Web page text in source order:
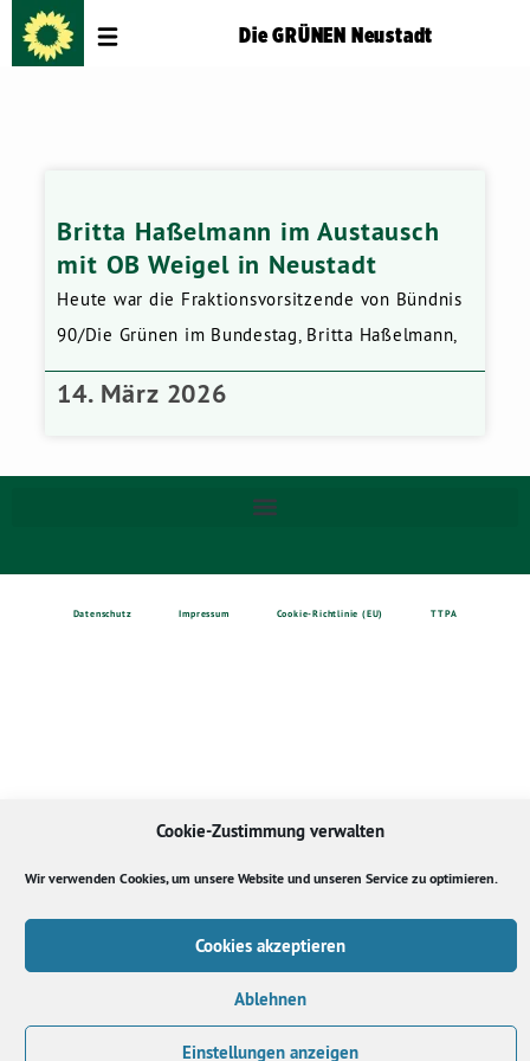
Cookie-Zustimmung verwalten
Wir verwenden Cookies, um unsere Website und unseren Service zu optimieren.
Cookies akzeptieren
Ablehnen
Einstellungen anzeigen
Die GRÜNEN Neustadt
Britta Haßelmann im Austausch
mit OB Weigel in Neustadt
Heute war die Fraktionsvorsitzende von Bündnis
90/Die Grünen im Bundestag, Britta Haßelmann,
14. März 2026
Datenschutz Impressum Cookie-Richtlinie (EU) TTPA